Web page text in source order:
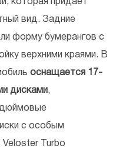
которая придает
вид. Задние
форму бумерангов с
верхними краями. В
оснащается 17-
дисками ,
дюймовые
с особым
Veloster Turbo